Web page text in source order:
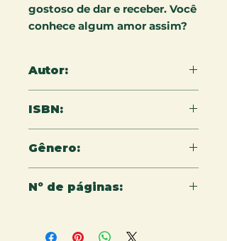
gostoso de dar e receber. Você
conhece algum amor assim?
Autor:
ISBN:
Gênero:
Nº de páginas: